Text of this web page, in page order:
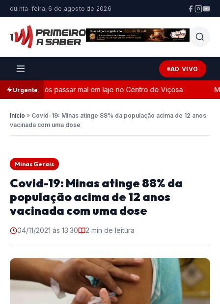
quinta-feira, 6 de agosto de 2026
AO VIVO
Urgente
morre após passar mal em laje no Centro de Viçosa
Início » Covid-19: Minas atinge 88% da população acima de 12 anos
vacinada com uma dose
Minas Gerais
Covid-19: Minas atinge 88% da
população acima de 12 anos
vacinada com uma dose
04/11/2021 às 13:30 2 min de leitura